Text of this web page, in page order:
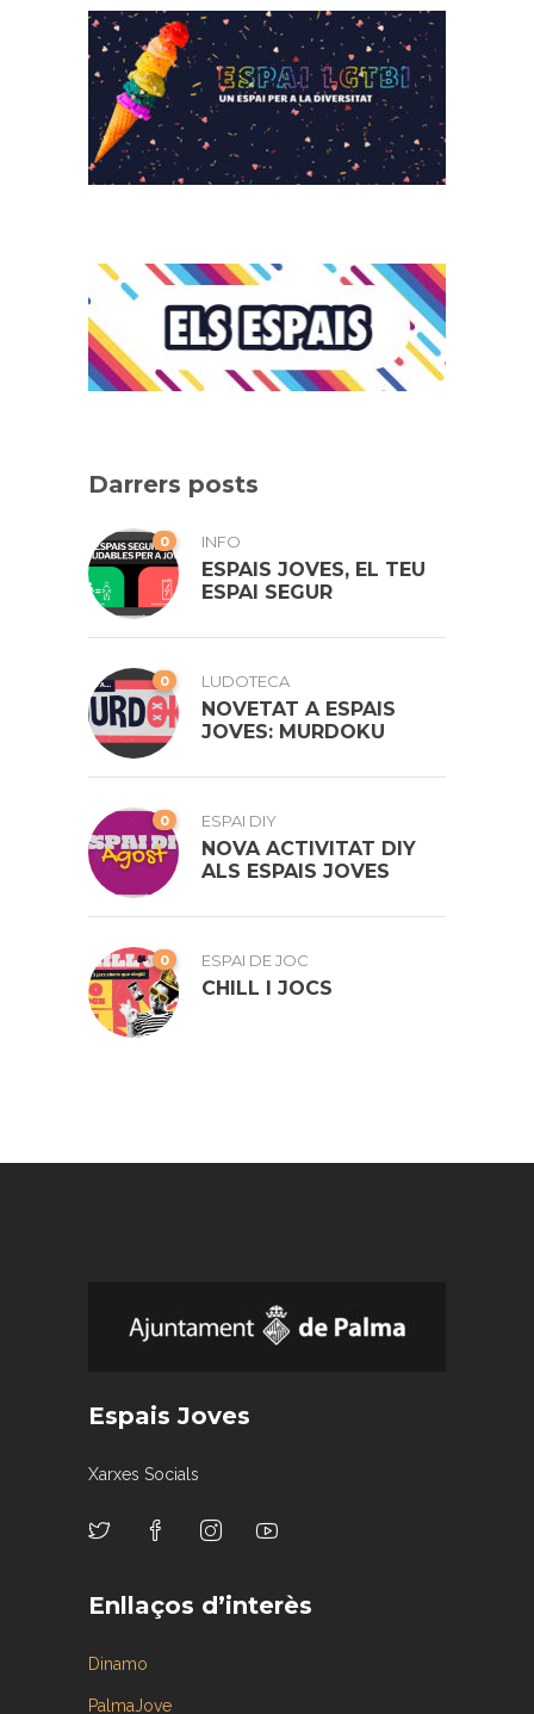
Darrers posts
0 INFO
ESPAIS JOVES, EL TEU
ESPAI SEGUR
0 LUDOTECA
NOVETAT A ESPAIS
JOVES: MURDOKU
0 ESPAI DIY
NOVA ACTIVITAT DIY
ALS ESPAIS JOVES
0 ESPAI DE JOC
CHILL I JOCS
Espais Joves
Xarxes Socials
Enllaços d’interès
Dinamo
PalmaJove